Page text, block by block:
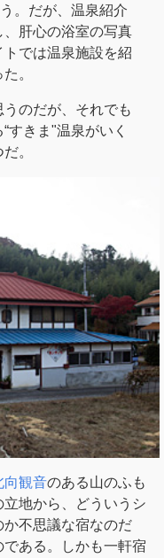
。だが、温泉紹介
肝心の浴室の写真
では温泉施設を紹
。
のだが、それでも
すきま"温泉がいく
。
向観音のある山のふも
地から、どういうシ
不思議な宿なのだ
ある。しかも一軒宿